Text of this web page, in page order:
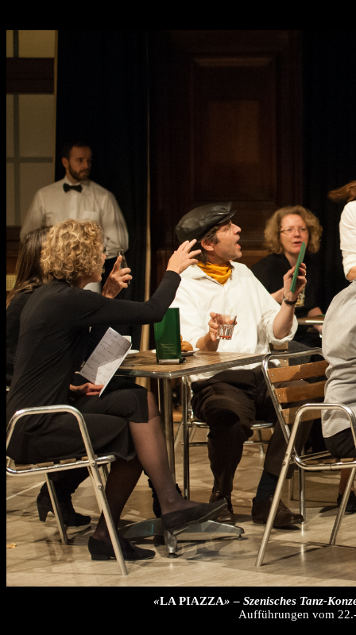
«LA PIAZZA» – Szenisches Tanz-
Aufführungen vom